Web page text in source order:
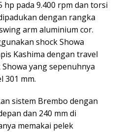
hp pada 9.400 rpm dan torsi
dengan rangka
arm aluminium cor.
shock Showa
Kashima dengan travel
yang sepenuhnya
301 mm.
sistem Brembo dengan
dan 240 mm di
memakai pelek